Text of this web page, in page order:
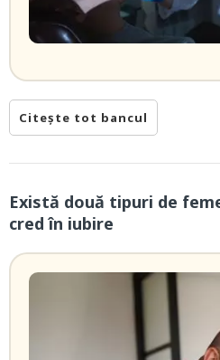
Citește tot bancul
Există două tipuri de
cred în iubire